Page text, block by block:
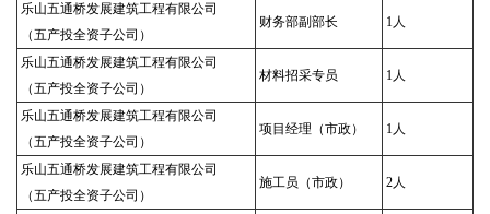
乐山五通桥发展建筑工程有限公司
（五产投全资子公司）
财务部副部长 1人
乐山五通桥发展建筑工程有限公司
（五产投全资子公司）
材料招采专员 1人
乐山五通桥发展建筑工程有限公司
（五产投全资子公司）
项目经理（市政） 1人
乐山五通桥发展建筑工程有限公司
（五产投全资子公司）
施工员（市政） 2人